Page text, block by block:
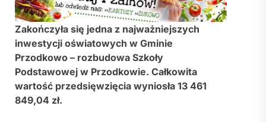
Zakończyła się jedna z najważniejszych
inwestycji oświatowych w Gminie
Przodkowo – rozbudowa Szkoły
Podstawowej w Przodkowie. Całkowita
wartość przedsięwzięcia wyniosła 13 461
849,04 zł.